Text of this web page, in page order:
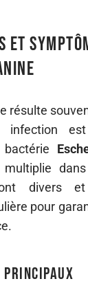
et
résulte
infection est
divers
pour
principaux